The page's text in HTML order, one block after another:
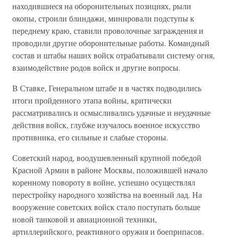
находившиеся на оборонительных позициях, рыли
окопы, строили блиндажи, минировали подступы к
переднему краю, ставили проволочные заграждения и
проводили другие оборонительные работы. Командный
состав и штабы наших войск отрабатывали систему огня,
взаимодействие родов войск и другие вопросы.
В Ставке, Генеральном штабе и в частях подводились
итоги пройденного этапа войны, критически
рассматривались и осмысливались удачные и неудачные
действия войск, глубже изучалось военное искусство
противника, его сильные и слабые стороны.
Советский народ, воодушевленный крупной победой
Красной Армии в районе Москвы, положившей начало
коренному повороту в войне, успешно осуществлял
перестройку народного хозяйства на военный лад. На
вооружение советских войск стало поступать больше
новой танковой и авиационной техники,
артиллерийского, реактивного оружия и боеприпасов.